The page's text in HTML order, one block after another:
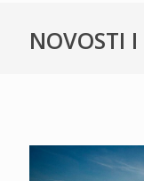
NOVOSTI